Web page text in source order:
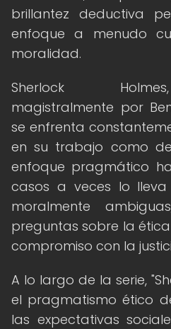
brillantez deductiva
enfoque a menudo
moralidad.
Sherlock
magistralmente por
se enfrenta
en su trabajo como
enfoque pragmático
casos a veces lo
moralmente
preguntas sobre la
compromiso con la
A lo largo de la serie,
el pragmatismo ético
las expectativas